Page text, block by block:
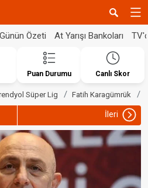
Günün Özeti At Yarışı Bankoları
Puan Durumu Canlı Skor
Süper Lig Fatih Karagümrük
İleri